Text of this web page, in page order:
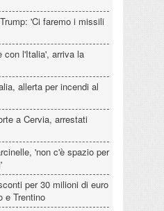
'Ci faremo i missili
con l'Italia', arriva la
allerta per incendi al
a Cervia, arrestati
'non c'è spazio per
per 30 milioni di euro
e Trentino